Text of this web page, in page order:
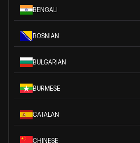
BENGALI
BOSNIAN
BULGARIAN
BURMESE
CATALAN
CHINESE